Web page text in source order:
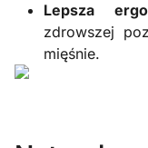
Lepsza
zdrowszej
mięśnie.